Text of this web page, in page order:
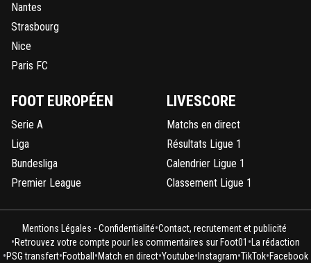
Nantes
Strasbourg
Nice
Paris FC
FOOT EUROPÉEN
Serie A
Liga
Bundesliga
Premier League
LIVESCORE
Matchs en direct
Résultats Ligue 1
Calendrier Ligue 1
Classement Ligue 1
Mentions Légales - Confidentialité•Contact, recrutement et publicité
•Retrouvez votre compte pour les commentaires sur Foot01 • La rédaction
•PSG transfert•Football •Match en direct•Youtube• Instagram•TikTok•Facebook